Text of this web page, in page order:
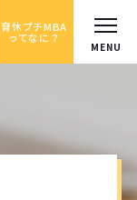
育休プチMBA
ってなに？